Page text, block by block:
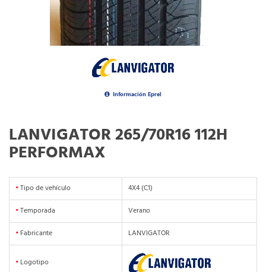
Información Eprel
LANVIGATOR 265/70R16 112H
PERFORMAX
•Tipo de vehículo
4X4 (C1)
•Temporada
Verano
• Fabricante LANVIGATOR
• Logotipo